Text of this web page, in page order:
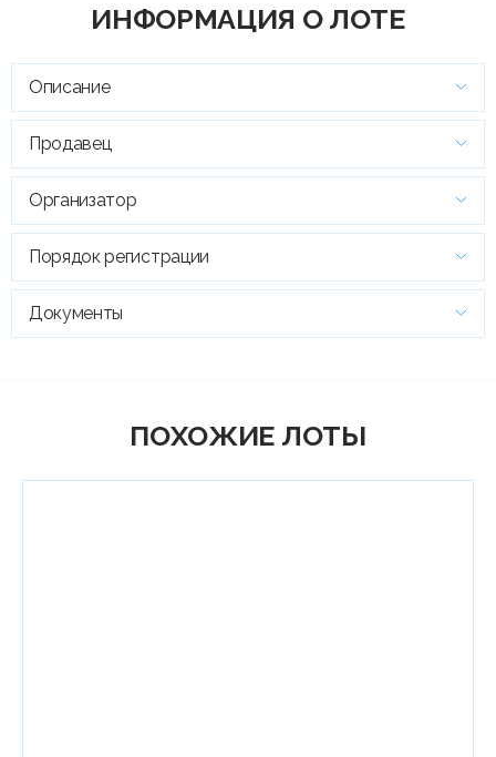
ИНФОРМАЦИЯ О ЛОТЕ
Описание
Продавец
Организатор
Порядок регистрации
Документы
ПОХОЖИЕ ЛОТЫ